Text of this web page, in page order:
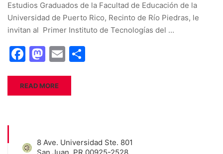
Estudios Graduados de la Facultad de Educación de la
Universidad de Puerto Rico, Recinto de Río Piedras, le
invitan al Primer Instituto de Tecnologías del …
Facebook
Mastodon
Email
READ MORE
8 Ave. Universidad Ste. 801